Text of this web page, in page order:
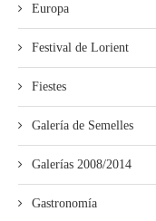
Europa
Festival de Lorient
Fiestes
Galería de Semelles
Galerías 2008/2014
Gastronomía